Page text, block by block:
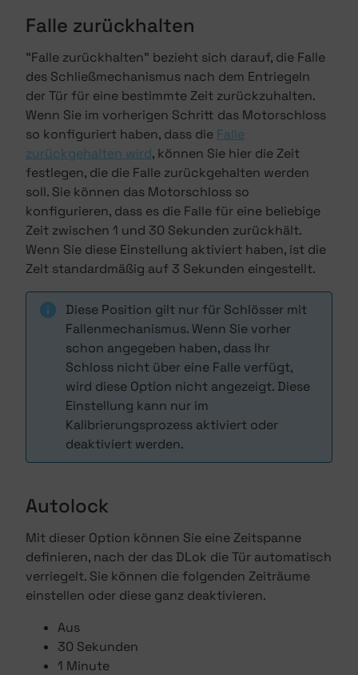
Falle zurückhalten
"Falle zurückhalten" bezieht sich darauf, die Falle
des Schließmechanismus nach dem Entriegeln
der Tür für eine bestimmte Zeit zurückzuhalten.
Wenn Sie im vorherigen Schritt das Motorschloss
so konfiguriert haben, dass die Falle
zurückgehalten wird, können Sie hier die Zeit
festlegen, die die Falle zurückgehalten werden
soll. Sie können das Motorschloss so
konfigurieren, dass es die Falle für eine beliebige
Zeit zwischen 1 und 30 Sekunden zurückhält.
Wenn Sie diese Einstellung aktiviert haben, ist die
Zeit standardmäßig auf 3 Sekunden eingestellt.
Diese Position gilt nur für Schlösser mit
Fallenmechanismus. Wenn Sie vorher
schon angegeben haben, dass Ihr
Schloss nicht über eine Falle verfügt,
wird diese Option nicht angezeigt. Diese
Einstellung kann nur im
Kalibrierungsprozess aktiviert oder
deaktiviert werden.
Autolock
Mit dieser Option können Sie eine Zeitspanne
definieren, nach der das DLok die Tür automatisch
verriegelt. Sie können die folgenden Zeiträume
einstellen oder diese ganz deaktivieren.
Aus
30 Sekunden
1 Minute